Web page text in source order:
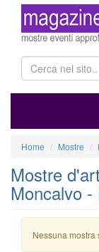
Home Mostre
Mostre
Moncalvo -
Nessuna mostra